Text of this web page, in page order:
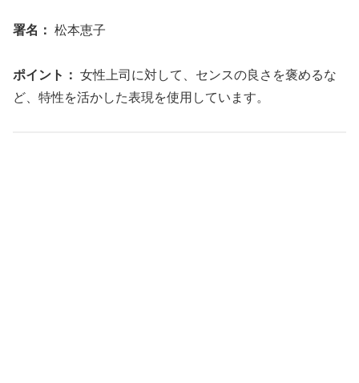
署名： 松本恵子
ポイント： 女性上司に対して、センスの良さを褒めるな
ど、特性を活かした表現を使用しています。